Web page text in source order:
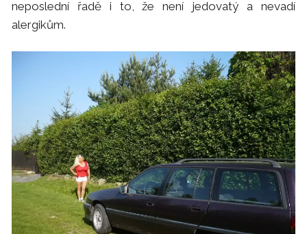
neposlední řadě i to, že není jedovatý a nevadí
alergikům.